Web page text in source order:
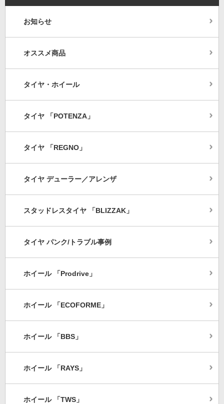
お知らせ
オススメ商品
タイヤ・ホイール
タイヤ 「POTENZA」
タイヤ 「REGNO」
タイヤ デューラー／アレンザ
スタッドレスタイヤ 「BLIZZAK」
タイヤ パンク/トラブル事例
ホイール 「Prodrive」
ホイール 「ECOFORME」
ホイール 「BBS」
ホイール 「RAYS」
ホイール 「TWS」